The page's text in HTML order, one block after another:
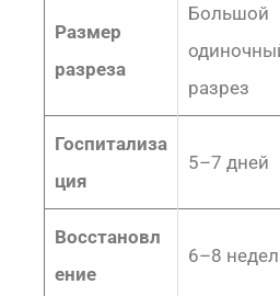
Размер
разреза
Большой
разрез
Госпитализа
ция
5–7 дней
Восстановл
ение
6–8